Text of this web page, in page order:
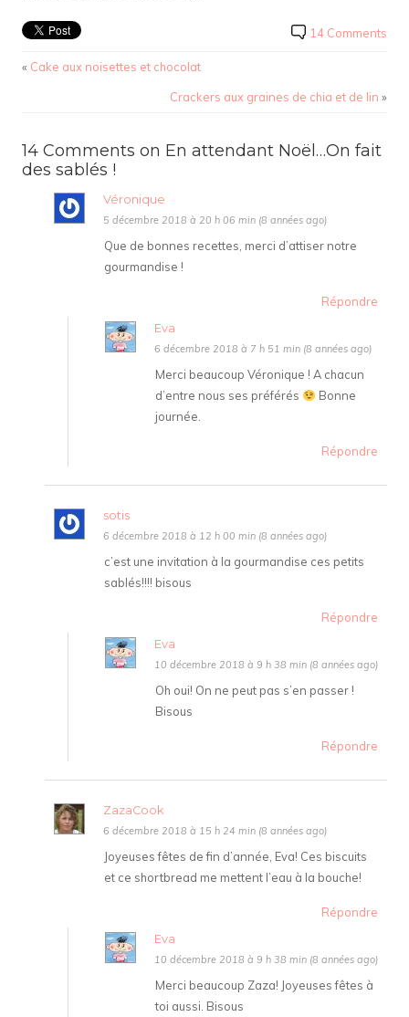
14 Comments
« Cake aux noisettes et chocolat
Crackers aux graines de chia et de lin »
14 Comments on En attendant Noël…On fait
des sablés !
Véronique
5 décembre 2018 à 20 h 06 min (8 années ago)
Que de bonnes recettes, merci d’attiser notre
gourmandise !
Répondre
Eva
6 décembre 2018 à 7 h 51 min (8 années ago)
Merci beaucoup Véronique ! A chacun
d’entre nous ses préférés
Bonne
journée.
Répondre
sotis
6 décembre 2018 à 12 h 00 min (8 années ago)
c’est une invitation à la gourmandise ces petits
sablés!!!! bisous
Répondre
Eva
10 décembre 2018 à 9 h 38 min (8 années ago)
Oh oui! On ne peut pas s’en passer !
Bisous
Répondre
ZazaCook
6 décembre 2018 à 15 h 24 min (8 années ago)
Joyeuses fêtes de fin d’année, Eva! Ces biscuits
et ce shortbread me mettent l’eau à la bouche!
Répondre
Eva
10 décembre 2018 à 9 h 38 min (8 années ago)
Merci beaucoup Zaza! Joyeuses fêtes à
toi aussi. Bisous